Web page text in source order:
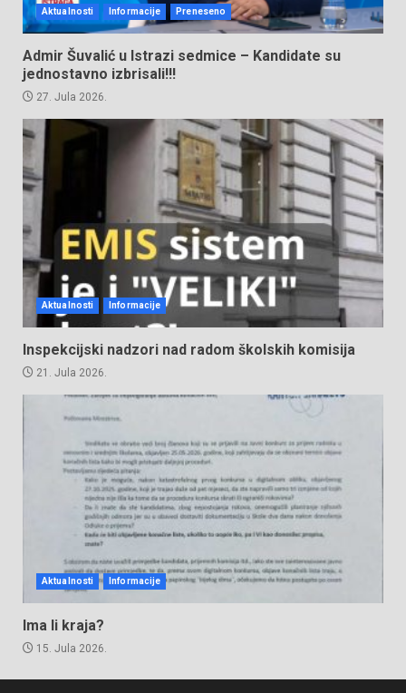
Aktualnosti Informacije Preneseno
Admir Šuvalić u Istrazi sedmice – Kandidate su
jednostavno izbrisali!!!
27. Jula 2026.
Aktualnosti Informacije
Inspekcijski nadzori nad radom školskih komisija
21. Jula 2026.
Aktualnosti Informacije
Ima li kraja?
15. Jula 2026.